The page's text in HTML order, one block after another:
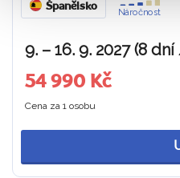
Španělsko
Náročnost
9. – 16. 9. 2027 (8
54 990 Kč
Cena za 1 osobu